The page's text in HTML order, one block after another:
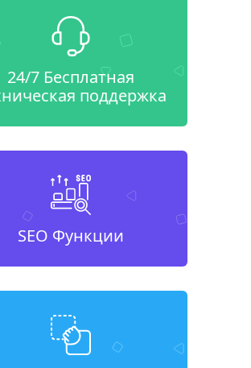
24/7 Бесплатная
поддержка
SEO Функции